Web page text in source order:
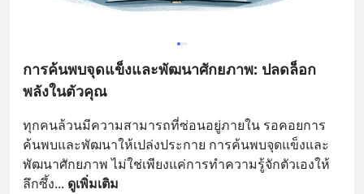
การค้นพบจุดแข็งและพัฒนาศักยภาพ: ปลดล็อก
พลังในตัวคุณ
ทุกคนล้วนมีความสามารถที่ซ่อนอยู่ภายใน รอคอยการ
ค้นพบและพัฒนาให้เปล่งประกาย การค้นพบจุดแข็งและ
พัฒนาศักยภาพ ไม่ใช่เพียงแค่การทำความรู้จักตัวเองให้
ลึกซึ้ง... ดูเพิ่มเติม